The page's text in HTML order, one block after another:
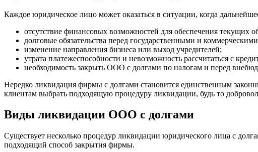
Каждое юридическое лицо может оказаться в ситуации, когда
отсутствие финансовых возможностей для обеспечения текущих
долговые обязательства перед государственными и
изменение направления бизнеса или выход учредителей;
утрата платежеспособности и невозможность рассчитаться с
необходимость закрыть ООО с долгами по налогам и перед
Нередко ликвидация фирмы с долгами становится единственным
клиентам выбрать подходящую процедуру ликвидации, будь то
Виды ликвидации ООО с долгами
Существует несколько процедур ликвидации юридического лица с
подходящий способ закрытия фирмы.